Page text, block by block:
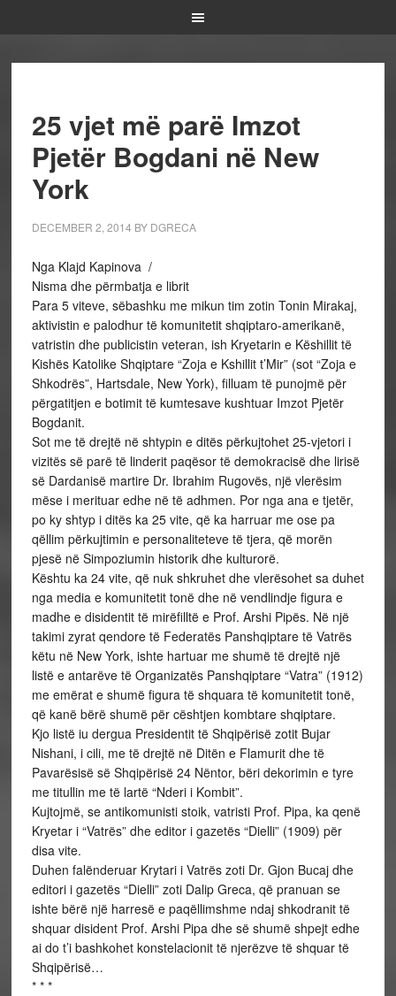
25 vjet më parë Imzot
Pjetër Bogdani në New
York
DECEMBER 2, 2014 BY DGRECA
Nga Klajd Kapinova /
Nisma dhe përmbatja e librit
Para 5 viteve, sëbashku me mikun tim zotin Tonin Mirakaj,
aktivistin e palodhur të komunitetit shqiptaro-amerikanë,
vatristin dhe publicistin veteran, ish Kryetarin e Këshillit të
Kishës Katolike Shqiptare “Zoja e Kshillit t’Mir” (sot “Zoja e
Shkodrës”, Hartsdale, New York), filluam të punojmë për
përgatitjen e botimit të kumtesave kushtuar Imzot Pjetër
Bogdanit.
Sot me të drejtë në shtypin e ditës përkujtohet 25-vjetori i
vizitës së parë të linderit paqësor të demokracisë dhe lirisë
së Dardanisë martire Dr. Ibrahim Rugovës, një vlerësim
mëse i merituar edhe në të adhmen. Por nga ana e tjetër,
po ky shtyp i ditës ka 25 vite, që ka harruar me ose pa
qëllim përkujtimin e personaliteteve të tjera, që morën
pjesë në Simpoziumin historik dhe kulturorë.
Kështu ka 24 vite, që nuk shkruhet dhe vlerësohet sa duhet
nga media e komunitetit tonë dhe në vendlindje figura e
madhe e disidentit të mirëfilltë e Prof. Arshi Pipës. Në një
takimi zyrat qendore të Federatës Panshqiptare të Vatrës
këtu në New York, ishte hartuar me shumë të drejtë një
listë e antarëve të Organizatës Panshqiptare “Vatra” (1912)
me emërat e shumë figura të shquara të komunitetit tonë,
që kanë bërë shumë për cështjen kombtare shqiptare.
Kjo listë iu dergua Presidentit të Shqipërisë zotit Bujar
Nishani, i cili, me të drejtë në Ditën e Flamurit dhe të
Pavarësisë së Shqipërisë 24 Nëntor, bëri dekorimin e tyre
me titullin me të lartë “Nderi i Kombit”.
Kujtojmë, se antikomunisti stoik, vatristi Prof. Pipa, ka qenë
Kryetar i “Vatrës” dhe editor i gazetës “Dielli” (1909) për
disa vite.
Duhen falënderuar Krytari i Vatrës zoti Dr. Gjon Bucaj dhe
editori i gazetës “Dielli” zoti Dalip Greca, që pranuan se
ishte bërë një harresë e paqëllimshme ndaj shkodranit të
shquar disident Prof. Arshi Pipa dhe së shumë shpejt edhe
ai do t’i bashkohet konstelacionit të njerëzve të shquar të
Shqipërisë…
* * *